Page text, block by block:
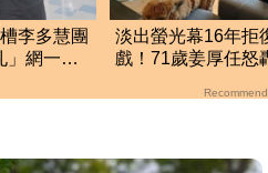
李多慧團
」網一眼
淡出螢光幕16年拒
戲！71歲姜厚任怒